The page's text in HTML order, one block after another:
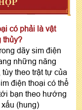
có phải là vật
thủy?
dãy sim điện
những năng
theo trật tự của
điện thoại có thể
bạn theo hướng
(hung)